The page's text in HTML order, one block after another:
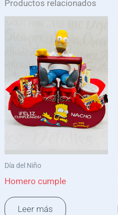
Productos relacionados
Día del Niño
Homero cumple
Leer más